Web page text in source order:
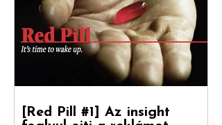
Debreceni Jánossal, a Hogyan nőnek a
márkák című könyv fordítójával
beszélgettünk a marketinges
paradigmaváltásról és annak megannyi...